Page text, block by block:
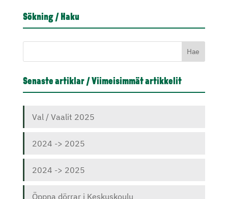
Sökning / Haku
Senaste artiklar / Viimeisimmät artikkelit
Val / Vaalit 2025
2024 -> 2025
2024 -> 2025
Öppna dörrar i Keskuskoulu